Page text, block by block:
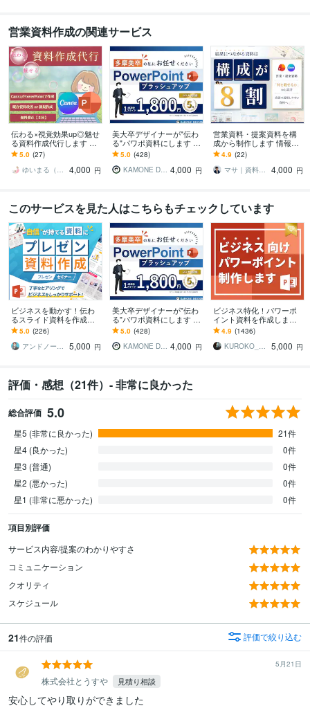
営業資料作成の関連サービス
伝わる×視覚効果up◎魅せ
る資料作成代行します 時
短＆高品質！パワポ・Can
va資料でビジネス加速◎
5.0 (27)
ゆいまる（Canva★デザイナー）
4,000 円
美大卒デザイナーが"伝わ
る"パワポ資料にします 美
大卒×ビジネススキルであ
なたの資料をさらにハイ
クオリティに
5.0 (428)
KAMONE Design 4,000 円
営業資料・提案資料を構
成から制作します 情報整
理・言語化・図解まで対
応｜読み手が判断できる
資料へ
4.9 (22)
マサ｜資料戦略・情報設計パートナー
4,000 円
このサービスを見た人はこちらもチェックしています
ビジネスを動かす！伝わ
るスライド資料を作成し
ます 営業資料・プレゼン
資料・企画書・セミナー
資料のパワポ作成
5.0 (226)
アンドノーツ｜スライドデザイナー
5,000 円
美大卒デザイナーが"伝わ
る"パワポ資料にします 美
大卒×ビジネススキルであ
なたの資料をさらにハイ
クオリティに
5.0 (428)
KAMONE Design 4,000 円
ビジネス特化！パワーポ
イント資料を作成します
元コンサル/現デザイナー
が作成！ビジネス向けパ
ワポ資料
4.9 (1436)
KUROKO_001
5,000 円
評価・感想（21件）- 非常に良かった
総合評価 5.0
星5 (非常に良かった)
21件
星4 (良かった)
0件
星3 (普通)
0件
星2 (悪かった)
0件
星1 (非常に悪かった)
0件
項目別評価
サービス内容/提案のわかりやすさ
コミュニケーション
クオリティ
スケジュール
21件の評価 評価で絞り込む
5月21日
株式会社とうすや 見積り相談
安心してやり取りができました